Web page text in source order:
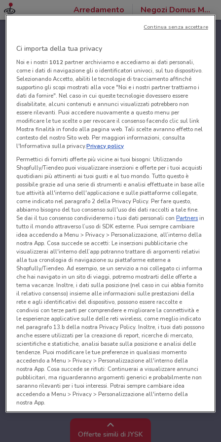
Arredamento Negozi Domus Mobili
Offerte simili di JYSK
Ci importa della tua privacy
Noi e i nostri 1012partner archiviamo e accediamo ai dati personali,
come i dati di navigazione gli o identificatori univoci, sul tuo dispositivo.
Selezionando Accetto, abiliti le tecnologie di tracciamento affinché
supportino gli scopi mostrati alla voce "Noi e i nostri partner trattiamo i
dati da fornire". Nel caso in cui queste tecnologie dovessero essere
disabilitate, alcuni contenuti e annunci visualizzati potrebbero non
essere rilevanti. Puoi accedere nuovamente a questo menu per
modificare le tue scelte o per revocare il consenso facendo clic sul link
Mostra finalità in fondo alla pagina web. Tali scelte avranno effetto nel
contesto del nostro Sito web. Per maggiori informazioni, consulta
l'Informativa sulla privacy.Privacy policy
Permettici di fornirti offerte più vicine ai tuoi bisogni: Utilizzando
Shopfully/Tiendeo puoi visualizzare inserzioni e offerte per i tuoi acquisti
quotidiani più attinenti ai tuoi gusti e al tuo mondo. Tutto questo è
possibile grazie ad una serie di strumenti e analisi effettuate in base alle
tue attività all'interno dell'applicazione e sulle piattaforme collegate,
come indicato nel paragrafo 2 della Privacy Policy. Per fare questo,
abbiamo bisogno del tuo consenso sull'uso dei dati raccolti a tale fine.
Se dai il tuo consenso condivideremo i tuoi dati personali conPartnersin
tutto il mondo attraverso l’uso di SDK esterne. Puoi sempre cambiare
idea accedendo a Menu > Privacy > Personalizzazione, all’interno della
nostra App. Cosa succede se accetti: Le inserzioni pubblicitarie che
visualizzerai all'interno dell’app potranno trattare di argomenti relativi
alla tua cronologia di navigazione su piattaforme esterne a
Shopfully/Tiendeo. Ad esempio, se un servizio a noi collegato ci informa
che hai navigato in un sito di viaggi, potremo mostrarti delle offerte a
tema vacanze. Inoltre, i dati sulla posizione (nel caso in cui abbia fornito
il relativo consenso) insieme alle informazioni sulle prestazioni della
rete e agli identificativi del dispositivo, possono essere raccolte e
condivisi con terze parti per comprendere e migliorare la connettività e
le esperienze applicative sulle delle reti wireless, come meglio indicato
nel paragrafo 13.b della nostra Privacy Policy. Inoltre, i tuoi dati possono
anche essere utilizzati per la creazione di report, ricerche di mercato,
scientifiche e statistiche, analisi basate sulla posizione e analisi delle
tendenze. Puoi modificare le tue preferenze in qualsiasi momento
accedendo a Menu > Privacy > Personalizzazione all'interno della
nostra App. Cosa succede se rifiuti: Continuerai a visualizzare annunci
pubblicitari, ma riguarderanno argomenti generici e probabilmente non
saranno rilevanti per i tuoi interessi. Potrai sempre cambiare idea
accedendo a Menu > Privacy > Personalizzazione all'interno della
nostra App.
Noi e i nostri partner trattiamo i dati per fornire:
Utilizzare dati di geolocalizzazione precisi. Scansione attiva delle
caratteristiche del dispositivo ai fini dell’identificazione. Archiviare
Continua senza accettare